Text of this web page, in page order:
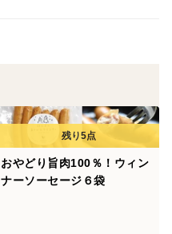
おやどり旨肉100％！ウィン
ナーソーセージ６袋